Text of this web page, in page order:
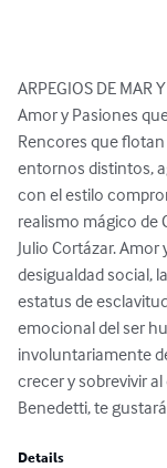
ARPEGIOS DE
Amor y Pasiones
Rencores que
entornos distintos,
con el estilo
realismo mágico de
Julio Cortázar.
desigualdad social,
estatus de
emocional del ser
involuntariamente
crecer y sobrevivir
Benedetti, te
Details